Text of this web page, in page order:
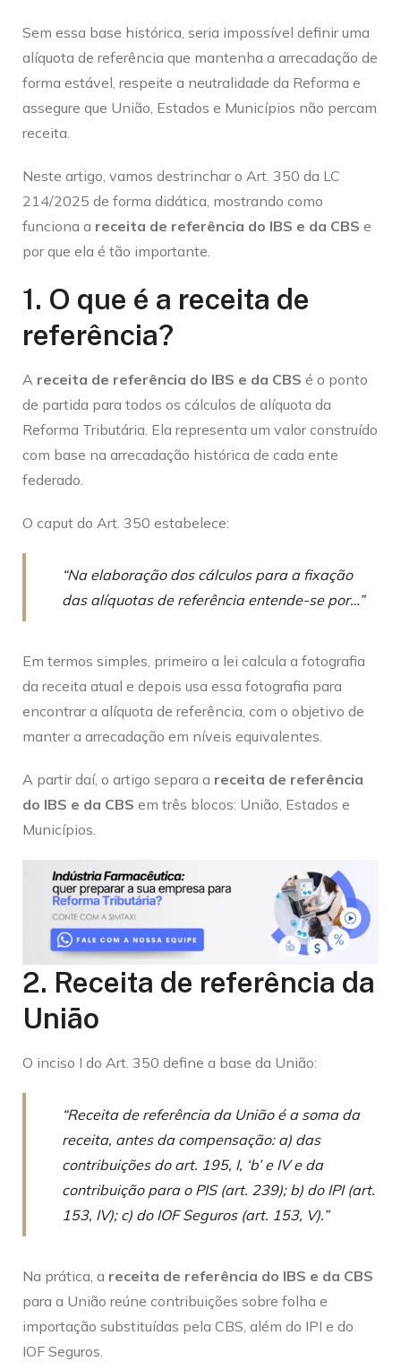
Sem essa base histórica, seria impossível definir uma
alíquota de referência que mantenha a arrecadação de
forma estável, respeite a neutralidade da Reforma e
assegure que União, Estados e Municípios não percam
receita.
Neste artigo, vamos destrinchar o Art. 350 da LC
214/2025 de forma didática, mostrando como
funciona a receita de referência do IBS e da CBS e
por que ela é tão importante.
1. O que é a receita de
referência?
A receita de referência do IBS e da CBS é o ponto
de partida para todos os cálculos de alíquota da
Reforma Tributária. Ela representa um valor construído
com base na arrecadação histórica de cada ente
federado.
O caput do Art. 350 estabelece:
“Na elaboração dos cálculos para a fixação
das alíquotas de referência entende-se por…”
Em termos simples, primeiro a lei calcula a fotografia
da receita atual e depois usa essa fotografia para
encontrar a alíquota de referência, com o objetivo de
manter a arrecadação em níveis equivalentes.
A partir daí, o artigo separa a receita de referência
do IBS e da CBS em três blocos: União, Estados e
Municípios.
2. Receita de referência da
União
O inciso I do Art. 350 define a base da União:
“Receita de referência da União é a soma da
receita, antes da compensação: a) das
contribuições do art. 195, I, ‘b’ e IV e da
contribuição para o PIS (art. 239); b) do IPI (art.
153, IV); c) do IOF Seguros (art. 153, V).”
Na prática, a receita de referência do IBS e da CBS
para a União reúne contribuições sobre folha e
importação substituídas pela CBS, além do IPI e do
IOF Seguros.